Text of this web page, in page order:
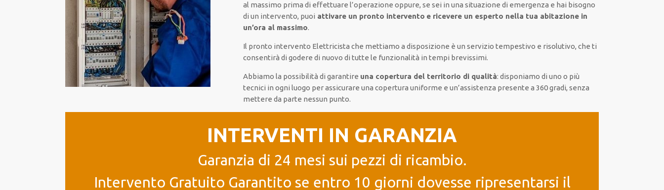
al massimo prima di effettuare l’operazione oppure, se sei in una situazione di emergenza e hai bisogno
di un intervento, puoi attivareun pronto intervento e ricevere un esperto nella tua abitazione in
un’ora al massimo.
Il pronto intervento Elettricista che mettiamo a disposizione è un servizio tempestivo e risolutivo, che ti
consentirà di godere di nuovo di tutte le funzionalità in tempi brevissimi.
Abbiamo la possibilità di garantire una copertura del territorio di qualità: disponiamo di uno o più
tecnici in ogni luogo perassicurare una copertura uniforme e un’assistenza presente a 360 gradi, senza
mettere da parte nessun punto.
INTERVENTI IN GARANZIA
Garanzia di 24 mesi sui pezzi di ricambio.
Intervento Gratuito Garantito se entro 10 giorni dovesse ripresentarsi il